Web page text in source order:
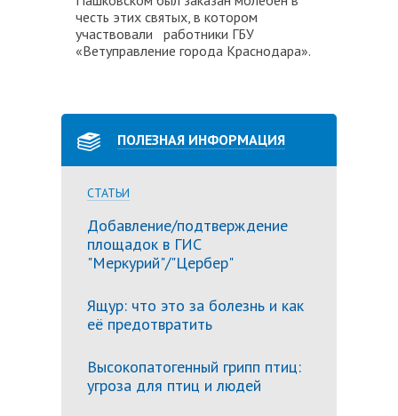
честь этих святых, в котором
участвовали работники ГБУ
«Ветуправление города Краснодара».
ПОЛЕЗНАЯ ИНФОРМАЦИЯ
СТАТЬИ
Добавление/подтверждение
площадок в ГИС
"Меркурий"/"Цербер"
Ящур: что это за болезнь и как
её предотвратить
Высокопатогенный грипп птиц:
угроза для птиц и людей